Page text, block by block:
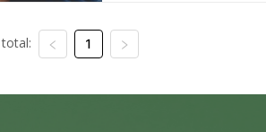
1